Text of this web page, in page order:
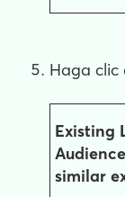
Haga clic
Existing
similar